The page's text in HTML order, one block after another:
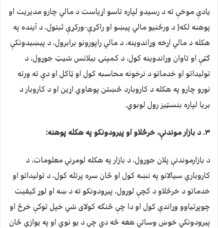
یادې موخې ته د رسیدو لپاره تاسو اړیاست د مالي چارو مدیریت او
پوهنه لکه( د ورځنیو مالي پیښو او راکړې-ورکړې ثبتول، د آینده په
هکله د مالي اړخه وړاندوینه، د مالي راپورونو برابرول، د پیښیدونکې
ګټې او تاوان وړاندوینه کول، د کمپنۍ بیلانس شیټ جوړول، د
تولیداتو او خدماتو د نرخونه محاسبه کول او ټاکل او دې ته ورته
نورو چارو په هکله د کاروبارد څښتن پوهاوي اړین او د کاروبار د
بریا لپاره بنسټیز رول لوبوي.
۳. د بازار موندنې، خرڅلاو او پیرودونکو په هکله پوهنه:
د بازارموندنې پلان جوړول، د بازار په هکله لومړني معلومات، د
کاروباري سیالانو په نښه کول او ځان سره پرتله کول، د تولیداتو او
خدماتو د خرڅلاو د کچې لوړول، پیرودونکو ته د ښه او لوړ کیفیت
چوپړتیاوو وړاندې کول او دا چې څنګه کولای شي خپل توکې خرڅ او
پیرودونکي خوښ وساتي هغه څه دي چې د یو نوي او په یوازې ځان